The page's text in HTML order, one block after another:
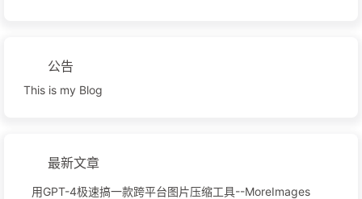
公告
This is my Blog
最新文章
用GPT-4极速搞一款跨平台图片压缩工具--MoreImages